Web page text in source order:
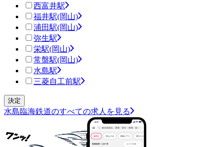
西富井駅
福井駅(岡山)
浦田駅(岡山)
弥生駅
栄駅(岡山)
常盤駅(岡山)
水島駅
三菱自工前駅
水島臨海鉄道のすべての求人を見る